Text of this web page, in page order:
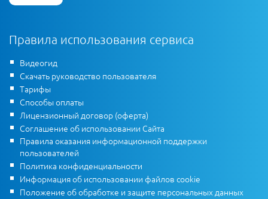
Правила использования сервиса
Видеогид
Скачать руководство пользователя
Тарифы
Способы оплаты
Лицензионный договор (оферта)
Соглашение об использовании Сайта
Правила оказания информационной поддержки
пользователей
Политика конфиденциальности
Информация об использовании файлов cookie
Положение об обработке и защите персональных данных